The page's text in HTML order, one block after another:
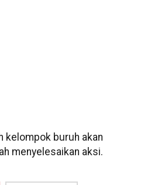
kelompok buruh akan
menyelesaikan aksi.